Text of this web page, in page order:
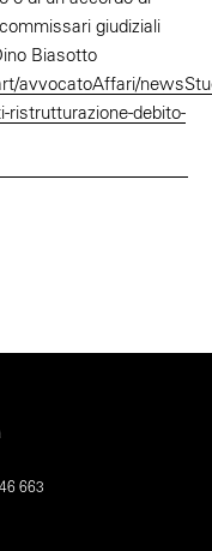
giudiziali
Biasotto
avvocatoAffari/
ristrutturazione-debito-
663